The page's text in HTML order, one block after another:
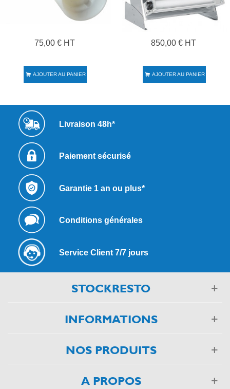
75,00 € HT
AJOUTER AU PANIER
850,00 € HT
AJOUTER AU PANIER
Livraison 48h*
Paiement sécurisé
Garantie 1 an ou plus*
Conditions générales
Service Client 7/7 jours
STOCKRESTO
INFORMATIONS
NOS PRODUITS
A PROPOS